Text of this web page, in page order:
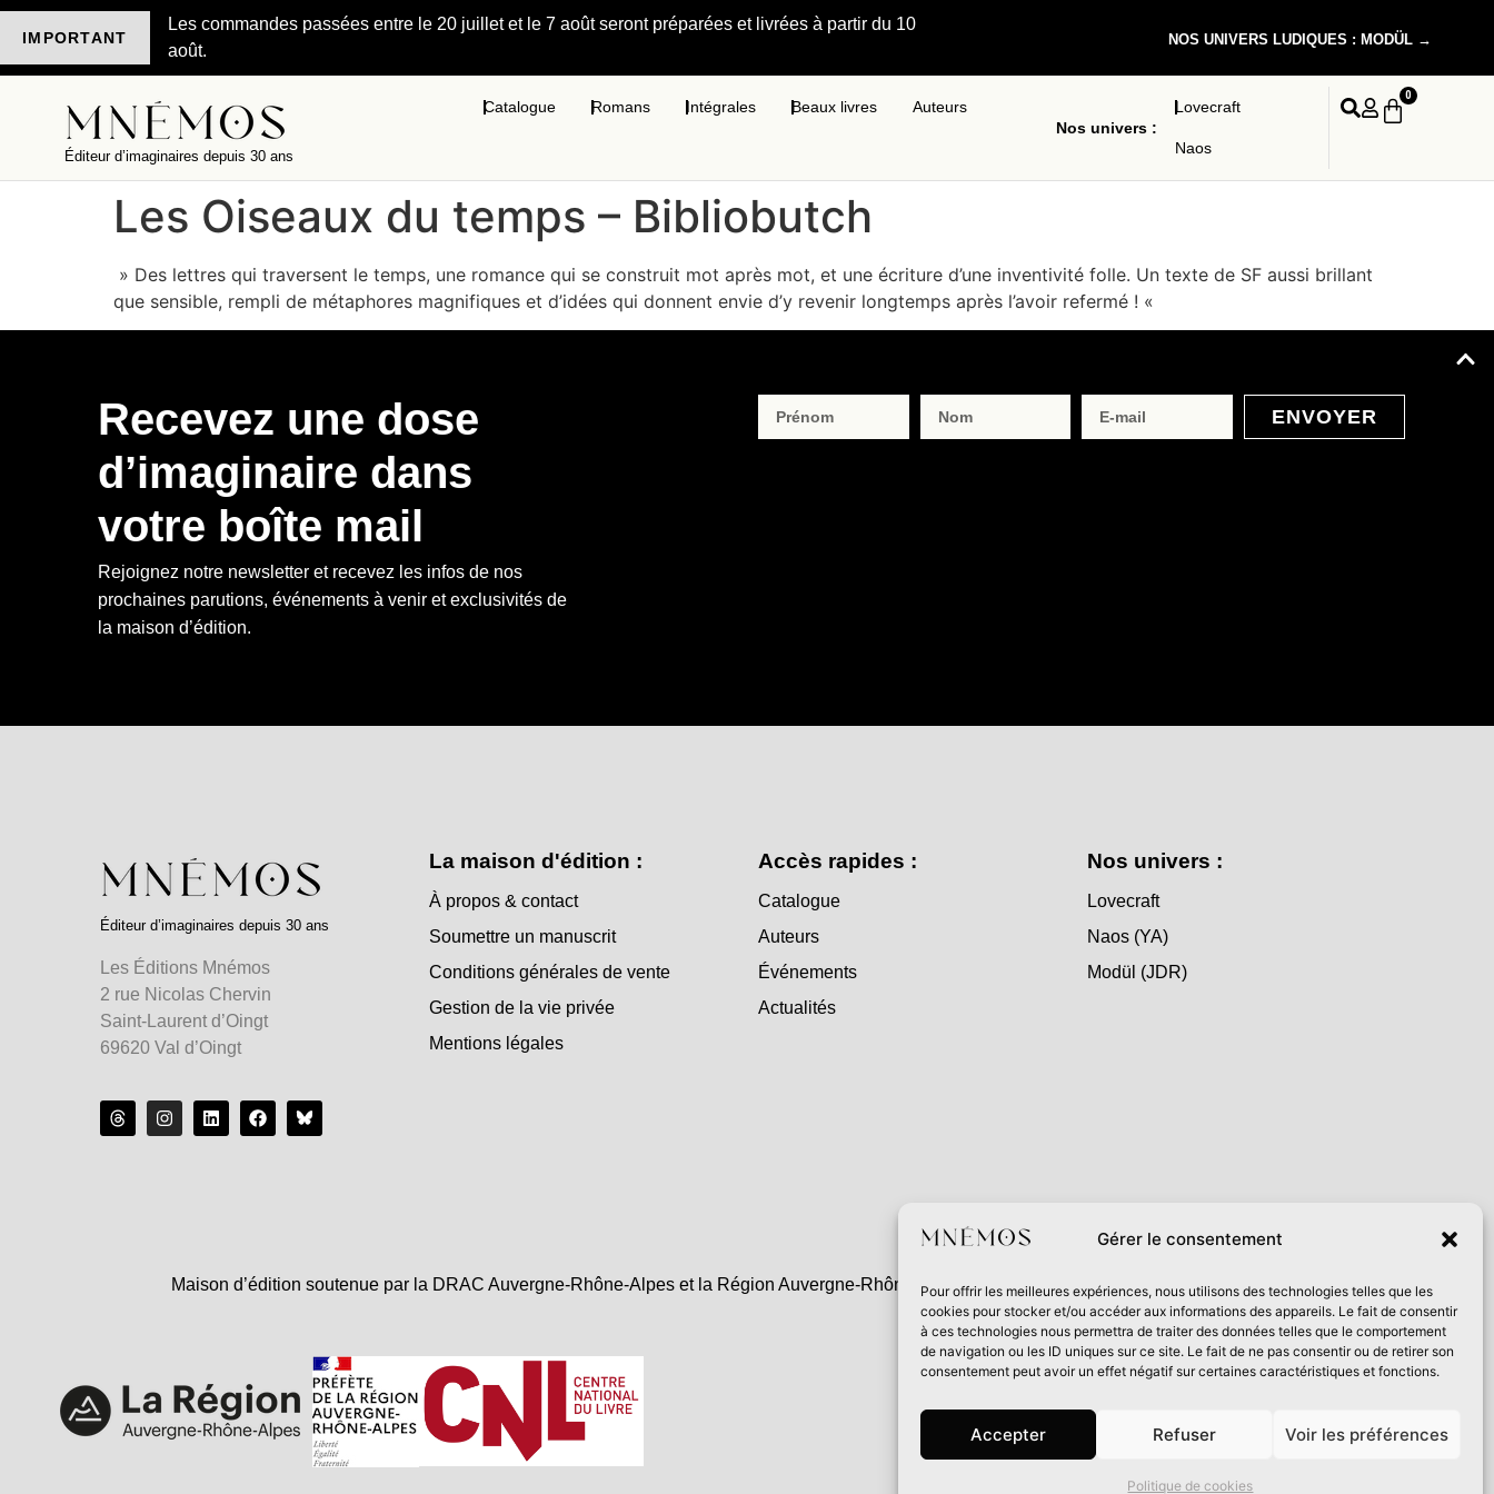
Gérer le consentement
Pour offrir les meilleures expériences, nous utilisons des technologies telles que les
cookies pour stocker et/ou accéder aux informations des appareils. Le fait de consentir
à ces technologies nous permettra de traiter des données telles que le comportement
de navigation ou les ID uniques sur ce site. Le fait de ne pas consentir ou de retirer son
consentement peut avoir un effet négatif sur certaines caractéristiques et fonctions.
Accepter Refuser Voir les préférences
Politique de cookies
IMPORTANT
Les commandes passées entre le 20 juillet et le 7 août seront préparées et livrées à partir du 10
août.
NOS UNIVERS LUDIQUES : MODÜL →
Éditeur d’imaginaires depuis 30 ans
Catalogue Romans Intégrales Beaux livres
Auteurs
Nos univers :
Lovecraft
Naos
0
Les Oiseaux du temps – Bibliobutch
» Des lettres qui traversent le temps, une romance qui se construit mot après mot, et une écriture d’une inventivité folle. Un texte de SF aussi brillant
que sensible, rempli de métaphores magnifiques et d’idées qui donnent envie d’y revenir longtemps après l’avoir refermé ! «
Recevez une dose
d’imaginaire dans
votre boîte mail
Rejoignez notre newsletter et recevez les infos de nos
prochaines parutions, événements à venir et exclusivités de
la maison d’édition.
ENVOYER
Éditeur d’imaginaires depuis 30 ans
Les Éditions Mnémos
2 rue Nicolas Chervin
Saint-Laurent d’Oingt
69620 Val d’Oingt
La maison d'édition :
À propos & contact
Soumettre un manuscrit
Conditions générales de vente
Gestion de la vie privée
Mentions légales
Accès rapides :
Catalogue
Auteurs
Événements
Actualités
Nos univers :
Lovecraft
Naos (YA)
Modül (JDR)
Maison d’édition soutenue par la DRAC Auvergne-Rhône-Alpes et la Région Auvergne-Rhône-Alpes dans le cadre du Contrat de filière Livre 2024